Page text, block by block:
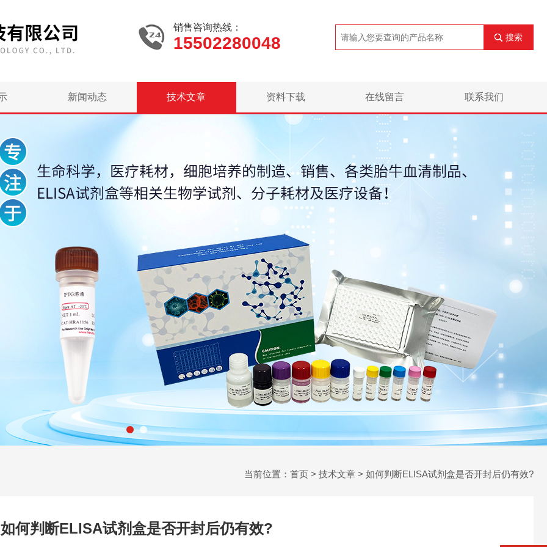
销售咨询热线：
15502280048 搜索
新闻动态 技术文章 资料下载 在线留言 联系我们
当前位置： 首页 > 技术文章 > 如何判断ELISA试剂盒是否开封后仍有效?
如何判断ELISA试剂盒是否开封后仍有效?